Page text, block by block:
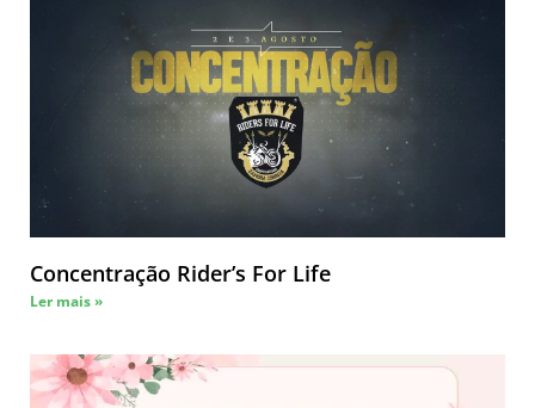
Concentração Rider’s For Life
Ler mais »